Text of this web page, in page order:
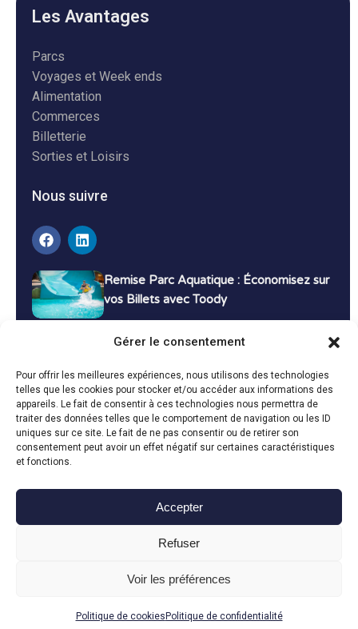
Gérer le consentement
Pour offrir les meilleures expériences, nous utilisons des technologies
telles que les cookies pour stocker et/ou accéder aux informations des
appareils. Le fait de consentir à ces technologies nous permettra de
traiter des données telles que le comportement de navigation ou les ID
uniques sur ce site. Le fait de ne pas consentir ou de retirer son
consentement peut avoir un effet négatif sur certaines caractéristiques
et fonctions.
Accepter
Refuser
Voir les préférences
Politique de cookies Politique de confidentialité
Les Avantages
Parcs
Voyages et Week ends
Alimentation
Commerces
Billetterie
Sorties et Loisirs
Nous suivre
Remise Parc Aquatique : Économisez sur
vos Billets avec Toody
Bons Plans Voyage : Économisez sur vos
Vacances avec Toody
13 décembre 2024 Bon plans
Toody © 2024
Mentions légales
Politique de cookies
Fait avec le en Vendée par